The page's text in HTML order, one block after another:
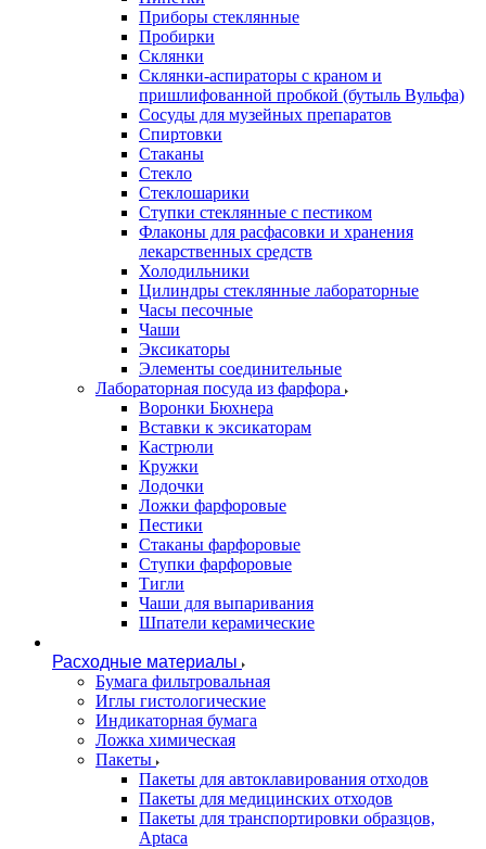
Приборы стеклянные
Пробирки
Склянки
Склянки-аспираторы с краном и
пришлифованной пробкой (бутыль Вульфа)
Сосуды для музейных препаратов
Спиртовки
Стаканы
Стекло
Стеклошарики
Ступки стеклянные с пестиком
Флаконы для расфасовки и хранения
лекарственных средств
Холодильники
Цилиндры стеклянные лабораторные
Часы песочные
Чаши
Эксикаторы
Элементы соединительные
Лабораторная посуда из фарфора
Воронки Бюхнера
Вставки к эксикаторам
Кастрюли
Кружки
Лодочки
Ложки фарфоровые
Пестики
Стаканы фарфоровые
Ступки фарфоровые
Тигли
Чаши для выпаривания
Шпатели керамические
Расходные материалы
Бумага фильтровальная
Иглы гистологические
Индикаторная бумага
Ложка химическая
Пакеты
Пакеты для автоклавирования отходов
Пакеты для медицинских отходов
Пакеты для транспортировки образцов,
Aptaca